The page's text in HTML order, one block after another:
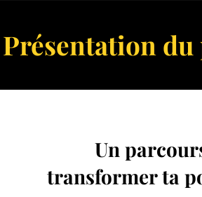
Présentation
Un
transformer ta